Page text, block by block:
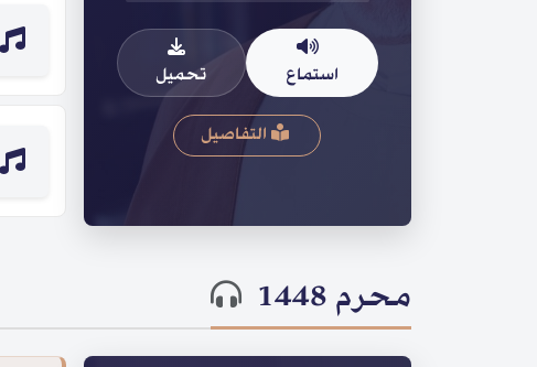
استماع تحميل
التفاصيل
محرم 1448